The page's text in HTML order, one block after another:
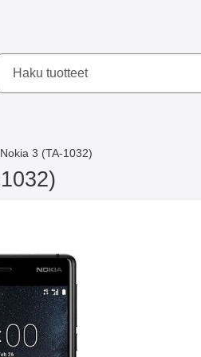
Nokia 3 (TA-1032)